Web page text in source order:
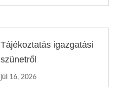
Tájékoztatás igazgatási
szünetről
júl 16, 2026